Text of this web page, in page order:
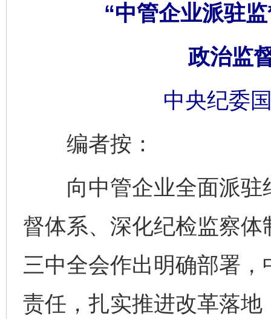
“中管企业派驻
政治监
中央纪委
编者按：
向中管企业全面派驻
督体系、深化纪检监察
三中全会作出明确部署
责任，扎实推进改革落